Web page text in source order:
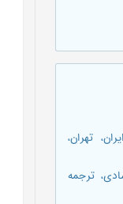
ایران، تهران،
شادی، ترجمه